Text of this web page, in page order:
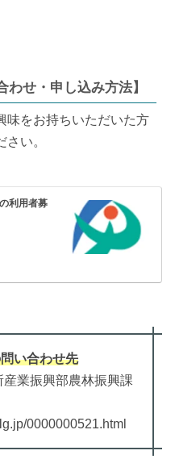
せ・申し込み方法】
味をお持ちいただいた方
い。
利用者募
問い合わせ先
業振興部農林振興課
0000000521.html